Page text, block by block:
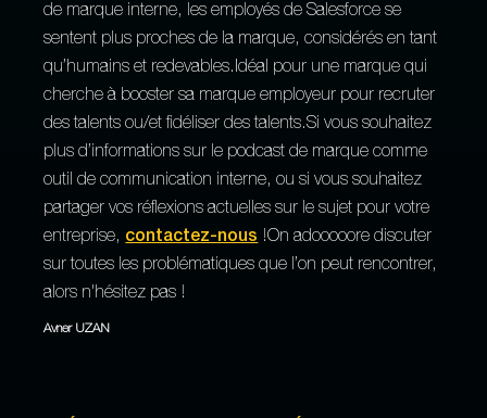
de marque interne, les employés de Salesforce se
sentent plus proches de la marque, considérés en tant
qu’humains et redevables.Idéal pour une marque qui
cherche à booster sa marque employeur pour recruter
des talents ou/et fidéliser des talents.Si vous souhaitez
plus d’informations sur le podcast de marque comme
outil de communication interne, ou si vous souhaitez
partager vos réflexions actuelles sur le sujet pour votre
entreprise, contactez-nous !On adooooore discuter
sur toutes les problématiques que l’on peut rencontrer,
alors n'hésitez pas !
Avner UZAN